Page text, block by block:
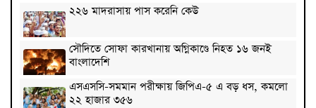
২২৬ মাদরাসায় পাস করেনি কেউ
সৌদিতে সোফা কারখানায় অগ্নিকাণ্ডে নিহত ১৬ জনই
বাংলাদেশি
এসএসসি-সমমান পরীক্ষায় জিপিএ-৫ এ বড় ধস, কমলো
২২ হাজার ৩৫৬